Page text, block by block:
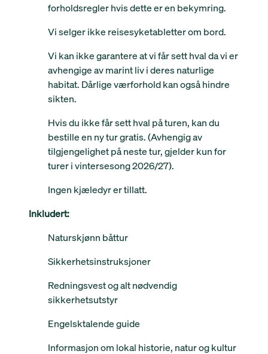
forholdsregler hvis dette er en bekymring.
Vi selger ikke reisesyketabletter om bord.
Vi kan ikke garantere at vi får sett hval da vi er
avhengige av marint liv i deres naturlige
habitat. Dårlige værforhold kan også hindre
sikten.
Hvis du ikke får sett hval på turen, kan du
bestille en ny tur gratis. (Avhengig av
tilgjengelighet på neste tur, gjelder kun for
turer i vintersesong 2026/27).
Ingen kjæledyr er tillatt.
Inkludert:
Naturskjønn båttur
Sikkerhetsinstruksjoner
Redningsvest og alt nødvendig
sikkerhetsutstyr
Engelsktalende guide
Informasjon om lokal historie, natur og kultur